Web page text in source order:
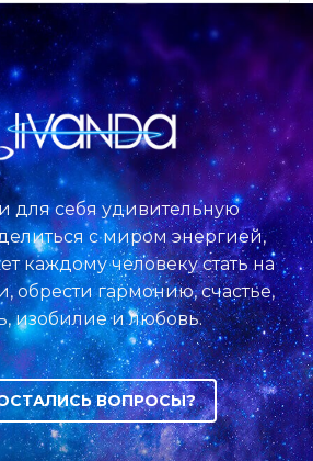
для себя удивительную
с миром энергией,
каждому человеку стать на
обрести гармонию, счастье,
изобилие и любовь.
ВОПРОСЫ?